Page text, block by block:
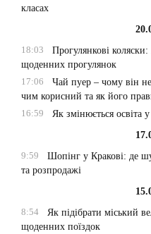
класах
18:03
Прогулянкові
щоденних прогулянок
17:06
Чай пуер – чому він
чим корисний та як його
16:59
Як змінюється освіта
9:59
Шопінг у Кракові: де
та розпродажі
8:54
Як підібрати міський
щоденних поїздок